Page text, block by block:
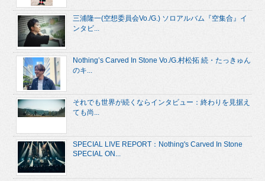
三浦隆一(空想委員会Vo./G.) ソロアルバム『空集合』イ
ンタビ...
Nothing’s Carved In Stone Vo./G.村松拓 続・たっきゅん
のキ...
それでも世界が続くならインタビュー：終わりを見据え
ても尚...
SPECIAL LIVE REPORT：Nothing's Carved In Stone
SPECIAL ON...